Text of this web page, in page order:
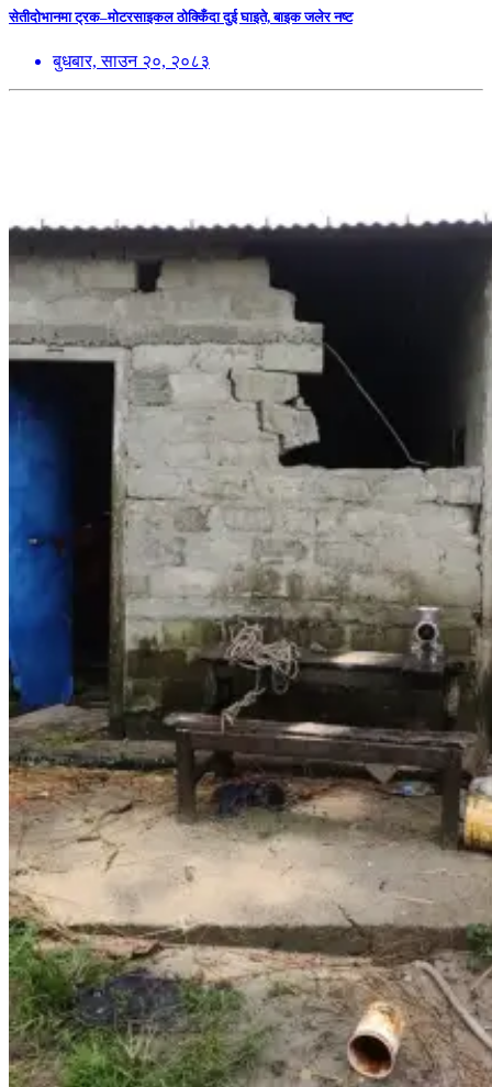
सेतीदोभानमा ट्रक–मोटरसाइकल ठोक्किँदा दुई घाइते, बाइक जलेर नष्ट
बुधबार, साउन २०, २०८३